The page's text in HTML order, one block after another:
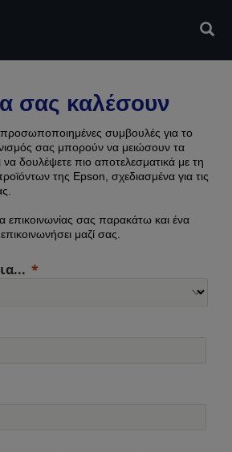
σας καλέσουν
προσωποποιημένες συμβουλές για το
σας μπορούν να μειώσουν τα
να δουλέψετε πιο αποτελεσματικά με τη
της Epson, σχεδιασμένα για τις
επικοινωνίας σας παρακάτω και ένα
μαζί σας.